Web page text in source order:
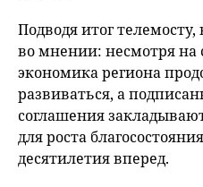
Подводя итог
во мнении: несмотря
экономика региона
развиваться, а
соглашения
для роста
десятилетия вперед.